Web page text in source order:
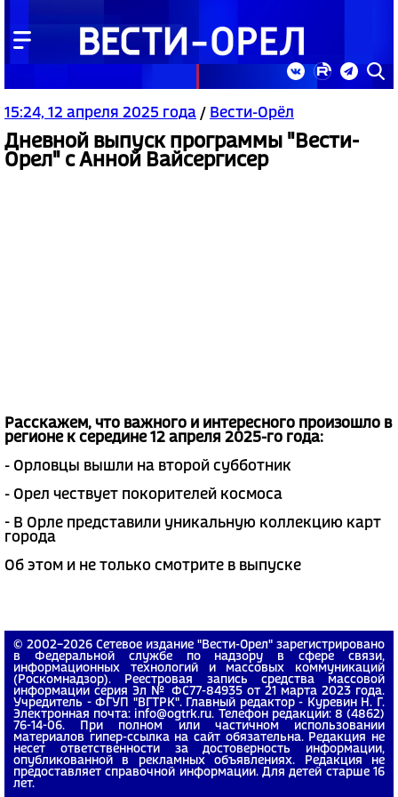
15:24, 12 апреля 2025 года / Вести-Орёл
Дневной выпуск программы "Вести-
Орел" с Анной Вайсергисер
Расскажем, что важного и интересного произошло в
регионе к середине 12 апреля 2025-го года:
- Орловцы вышли на второй субботник
- Орел чествует покорителей космоса
- В Орле представили уникальную коллекцию карт
города
Об этом и не только смотрите в выпуске
© 2002−2026 Сетевое издание "Вести-Орел" зарегистрировано
в Федеральной службе по надзору в сфере связи,
информационных технологий и массовых коммуникаций
(Роскомнадзор). Реестровая запись средства массовой
информации серия Эл № ФС77-84935 от 21 марта 2023 года.
Учредитель - ФГУП "ВГТРК". Главный редактор - Куревин Н. Г.
Электронная почта: info@ogtrk.ru. Телефон редакции: 8 (4862)
76-14-06. При полном или частичном использовании
материалов гипер-ссылка на сайт обязательна. Редакция не
несет ответственности за достоверность информации,
опубликованной в рекламных объявлениях. Редакция не
предоставляет справочной информации. Для детей старше 16
лет.